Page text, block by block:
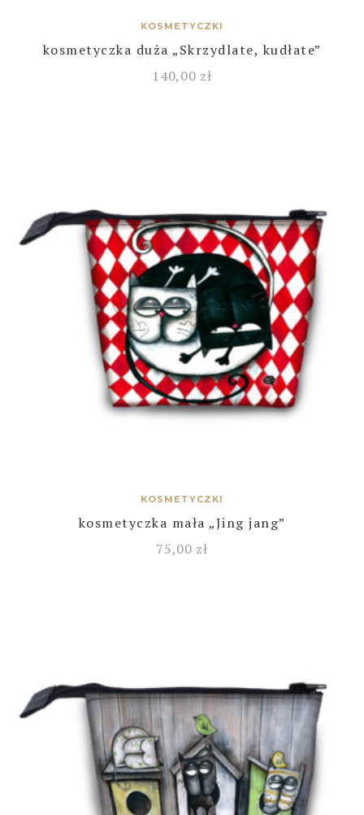
KOSMETYCZKI
kosmetyczka duża „Skrzydlate, kudłate”
140,00 zł
KOSMETYCZKI
kosmetyczka mała „Jing jang”
75,00 zł